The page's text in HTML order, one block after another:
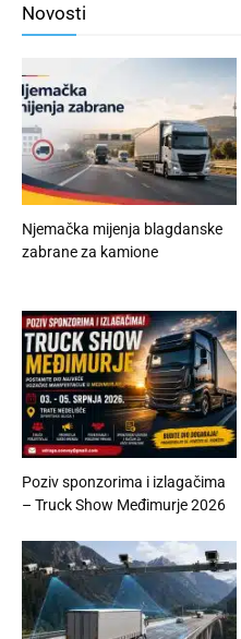
Novosti
Njemačka mijenja blagdanske
zabrane za kamione
Poziv sponzorima i izlagačima
– Truck Show Međimurje 2026